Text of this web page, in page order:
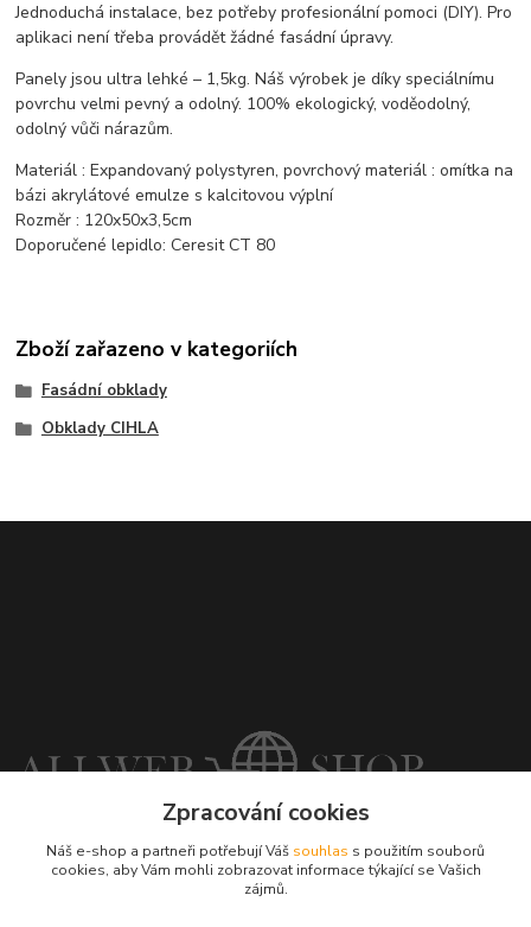
Jednoduchá instalace, bez potřeby profesionální pomoci (DIY). Pro
aplikaci není třeba provádět žádné fasádní úpravy.
Panely jsou ultra lehké – 1,5kg. Náš výrobek je díky speciálnímu
povrchu velmi pevný a odolný. 100% ekologický, voděodolný,
odolný vůči nárazům.
Materiál : Expandovaný polystyren, povrchový materiál : omítka na
bázi akrylátové emulze s kalcitovou výplní
Rozměr : 120x50x3,5cm
Doporučené lepidlo: Ceresit CT 80
Zboží zařazeno v kategoriích
Fasádní obklady
Obklady CIHLA
+421948710709
Po-So 7:00-18:00
Zpracování cookies
Náš e-shop a partneři potřebují Váš souhlas s použitím souborů
cookies, aby Vám mohli zobrazovat informace týkající se Vašich
zájmů.